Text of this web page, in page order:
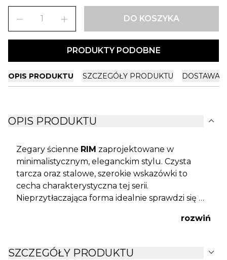
remove add DO KOSZYKA
PRODUKTY PODOBNE
OPIS PRODUKTU SZCZEGÓŁY PRODUKTU DOSTAWA
OPIS PRODUKTU expand_more
Zegary ścienne RIM zaprojektowane w
minimalistycznym, eleganckim stylu. Czysta
tarcza oraz stalowe, szerokie wskazówki to
cecha charakterystyczna tej serii.
Nieprzytłaczająca forma idealnie sprawdzi się w
rozwiń
SZCZEGÓŁY PRODUKTU expand_more